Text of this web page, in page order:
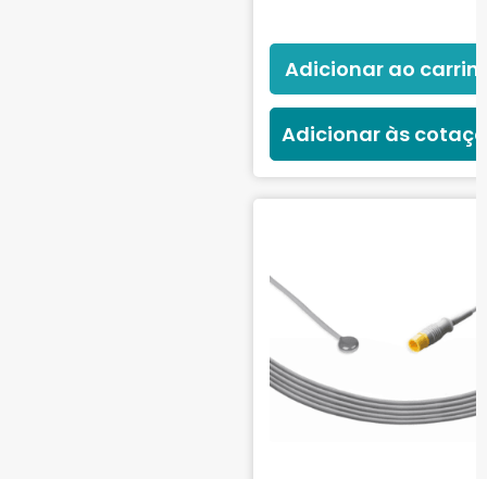
Adicionar ao
Adicionar às